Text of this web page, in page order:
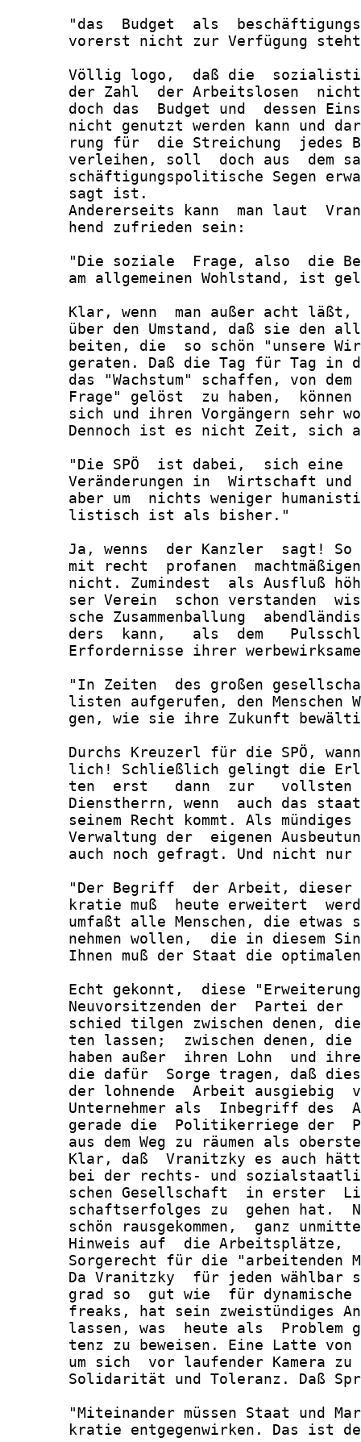
"das  Budget  als
vorerst nicht zur Verfügung
Völlig logo,  daß die
der Zahl  der Arbeitslosen
doch das  Budget und  dessen
nicht genutzt werden kann und
rung für  die Streichung  jedes
verleihen, soll  doch aus  dem
schäftigungspolitische Segen
       sagt ist.
Andererseits kann  man laut
       hend zufrieden sein:
"Die soziale  Frage, also  die
am allgemeinen Wohlstand, ist
Klar, wenn  man außer acht
über den Umstand, daß sie den
beiten, die  so schön "unsere
geraten. Daß die Tag für Tag in
das "Wachstum" schaffen, von
Frage" gelöst  zu haben,
sich und ihren Vorgängern sehr
Dennoch ist es nicht Zeit, sich
"Die SPÖ  ist dabei,  sich eine
Veränderungen in  Wirtschaft
aber um  nichts weniger
       listisch ist als bisher."
Ja, wenns  der Kanzler  sagt!
mit recht  profanen
nicht. Zumindest  als Ausfluß
ser Verein  schon verstanden
sche Zusammenballung
ders  kann,   als  dem
Erfordernisse ihrer
"In Zeiten  des großen
listen aufgerufen, den Menschen
gen, wie sie ihre Zukunft
Durchs Kreuzerl für die SPÖ,
lich! Schließlich gelingt die
ten  erst   dann  zur
Dienstherrn, wenn  auch das
seinem Recht kommt. Als
Verwaltung der  eigenen
auch noch gefragt. Und nicht nur
"Der Begriff  der Arbeit,
kratie muß  heute erweitert
umfaßt alle Menschen, die etwas
nehmen wollen,  die in diesem
Ihnen muß der Staat die
Echt gekonnt,  diese
Neuvorsitzenden der  Partei der
schied tilgen zwischen denen,
ten lassen;  zwischen denen,
haben außer  ihren Lohn  und
die dafür  Sorge tragen, daß
der lohnende  Arbeit ausgiebig
Unternehmer als  Inbegriff des
gerade die  Politikerriege der
aus dem Weg zu räumen als
Klar, daß  Vranitzky es auch
bei der rechts- und
schen Gesellschaft  in erster
schaftserfolges zu  gehen hat.
schön rausgekommen,  ganz
Hinweis auf  die Arbeitsplätze,
Sorgerecht für die "arbeitenden
Da Vranitzky  für jeden wählbar
grad so  gut wie  für
freaks, hat sein zweistündiges
lassen, was  heute als  Problem
tenz zu beweisen. Eine Latte
um sich  vor laufender Kamera
Solidarität und Toleranz. Daß
"Miteinander müssen Staat und
kratie entgegenwirken. Das ist